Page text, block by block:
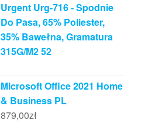
Urgent Urg-716 - Spodnie
Do Pasa, 65% Poliester,
35% Bawełna, Gramatura
315G/M2 52
Microsoft Office 2021 Home
& Business PL
879,00zł